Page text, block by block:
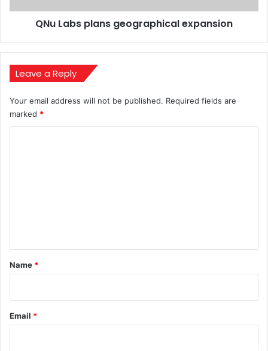
QNu Labs plans geographical expansion
Leave a Reply
Your email address will not be published. Required fields are
marked *
*
Name *
Email *